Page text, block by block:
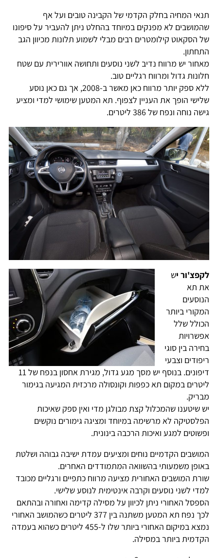
תנאי המחיה בחלק הקדמי של הקבינה טובים ועל אף
שהמושבים לא מפנקים במיוחד בהחלט ניתן להעביר על סיפונו
של הסקאוט קילומטרים רבים מבלי לשמוע תלונות מכיוון הגב
התחתון.
מאחור יש מרווח נדיב לשני נוסעים ותחושה אוורירית עם שטח
חלונות גדול ומרווח רגליים טוב.
ללא ספק יותר מרווח כאן מאשר ב-2008, אך גם כאן נוסע
שלישי הופך את העניין לצפוף. תא המטען שימושי למדי ומציע
גישה נוחה ונפח של 386 ליטרים.
לקפצ'ור יש
את תא
הנוסעים
המקורי ביותר
הכולל שלל
אפשרויות
בחירה בין סוגי
ריפודים וצבעי
דיפונים. בנוסף יש מסך מגע גדול, מגירת אחסון בנפח של 11
ליטרים במקום תא כפפות וקונסולה מרכזית המגיעה בגימור
מבריק.
יש שיטענו שהמכלול קצת מבולגן מדי ואין ספק שאיכות
הפלסטיקה לא מרשימה במיוחד ומציגה גימורים נוקשים
ופשוטים למגע ואיכות הרכבה בינונית.
המושבים הקדמיים נוחים ומציעים עמדת ישיבה גבוהה ושלטת
באופן משמעותי בהשוואה המתמודדים האחרים.
שורת המושבים האחורית מציעה מרווח כתפיים ורגליים מכובד
למדי לשני נוסעים וקרבה אינטימית לנוסע שלישי.
הספסל האחורי ניתן לכיוון על מסילה קדימה ואחורה ובהתאם
לכך נפח תא המטען משתנה בין 377 ליטרים כשהמושב האחורי
נמצא במיקום האחורי ביותר שלו ל-455 ליטרים כשהוא בעמדה
הקדמית ביותר במסילה.